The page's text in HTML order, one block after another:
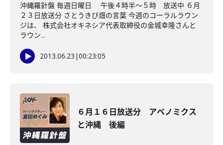
沖縄羅針盤 毎週日曜日 午後４時半～５時 放送中 ６月
２３日放送分 さとうきび畑の言葉 今週のコーラルラウン
ジは、 株式会社オキネシア代表取締役の金城幸隆さんと
ラウン...
2013.06.23 |00:23:05
６月１６日放送分 アベノミクス
と沖縄 後編